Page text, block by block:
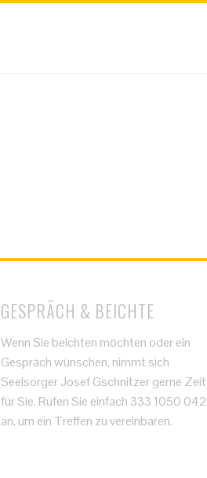
GESPRÄCH & BEICHTE
Wenn Sie beichten möchten oder ein
Gespräch wünschen, nimmt sich
Seelsorger Josef Gschnitzer gerne Zeit
für Sie. Rufen Sie einfach 333 1050 042
an, um ein Treffen zu vereinbaren.